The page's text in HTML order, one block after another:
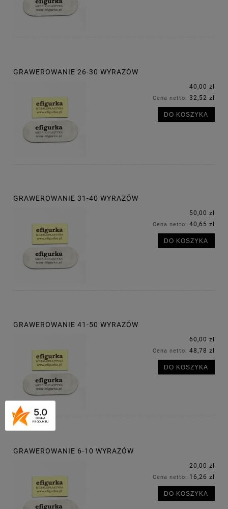
GRAWEROWANIE 26-30 WYRAZÓW
40,00 zł
Cena netto: 32,52 zł
DO KOSZYKA
GRAWEROWANIE 31-40 WYRAZÓW
50,00 zł
Cena netto: 40,65 zł
DO KOSZYKA
GRAWEROWANIE 41-50 WYRAZÓW
60,00 zł
Cena netto: 48,78 zł
DO KOSZYKA
GRAWEROWANIE 6-10 WYRAZÓW
20,00 zł
Cena netto: 16,26 zł
DO KOSZYKA
5.0
OCENA
PRODUKTU